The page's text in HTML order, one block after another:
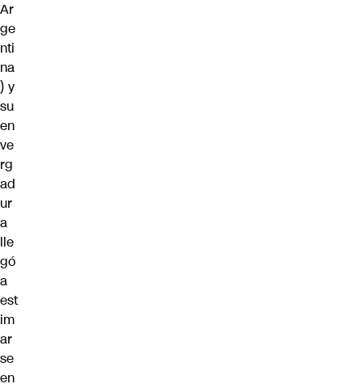
Ar
ge
nti
na
) y
su
en
ve
rg
ad
ur
a
lle
gó
a
est
im
ar
se
en